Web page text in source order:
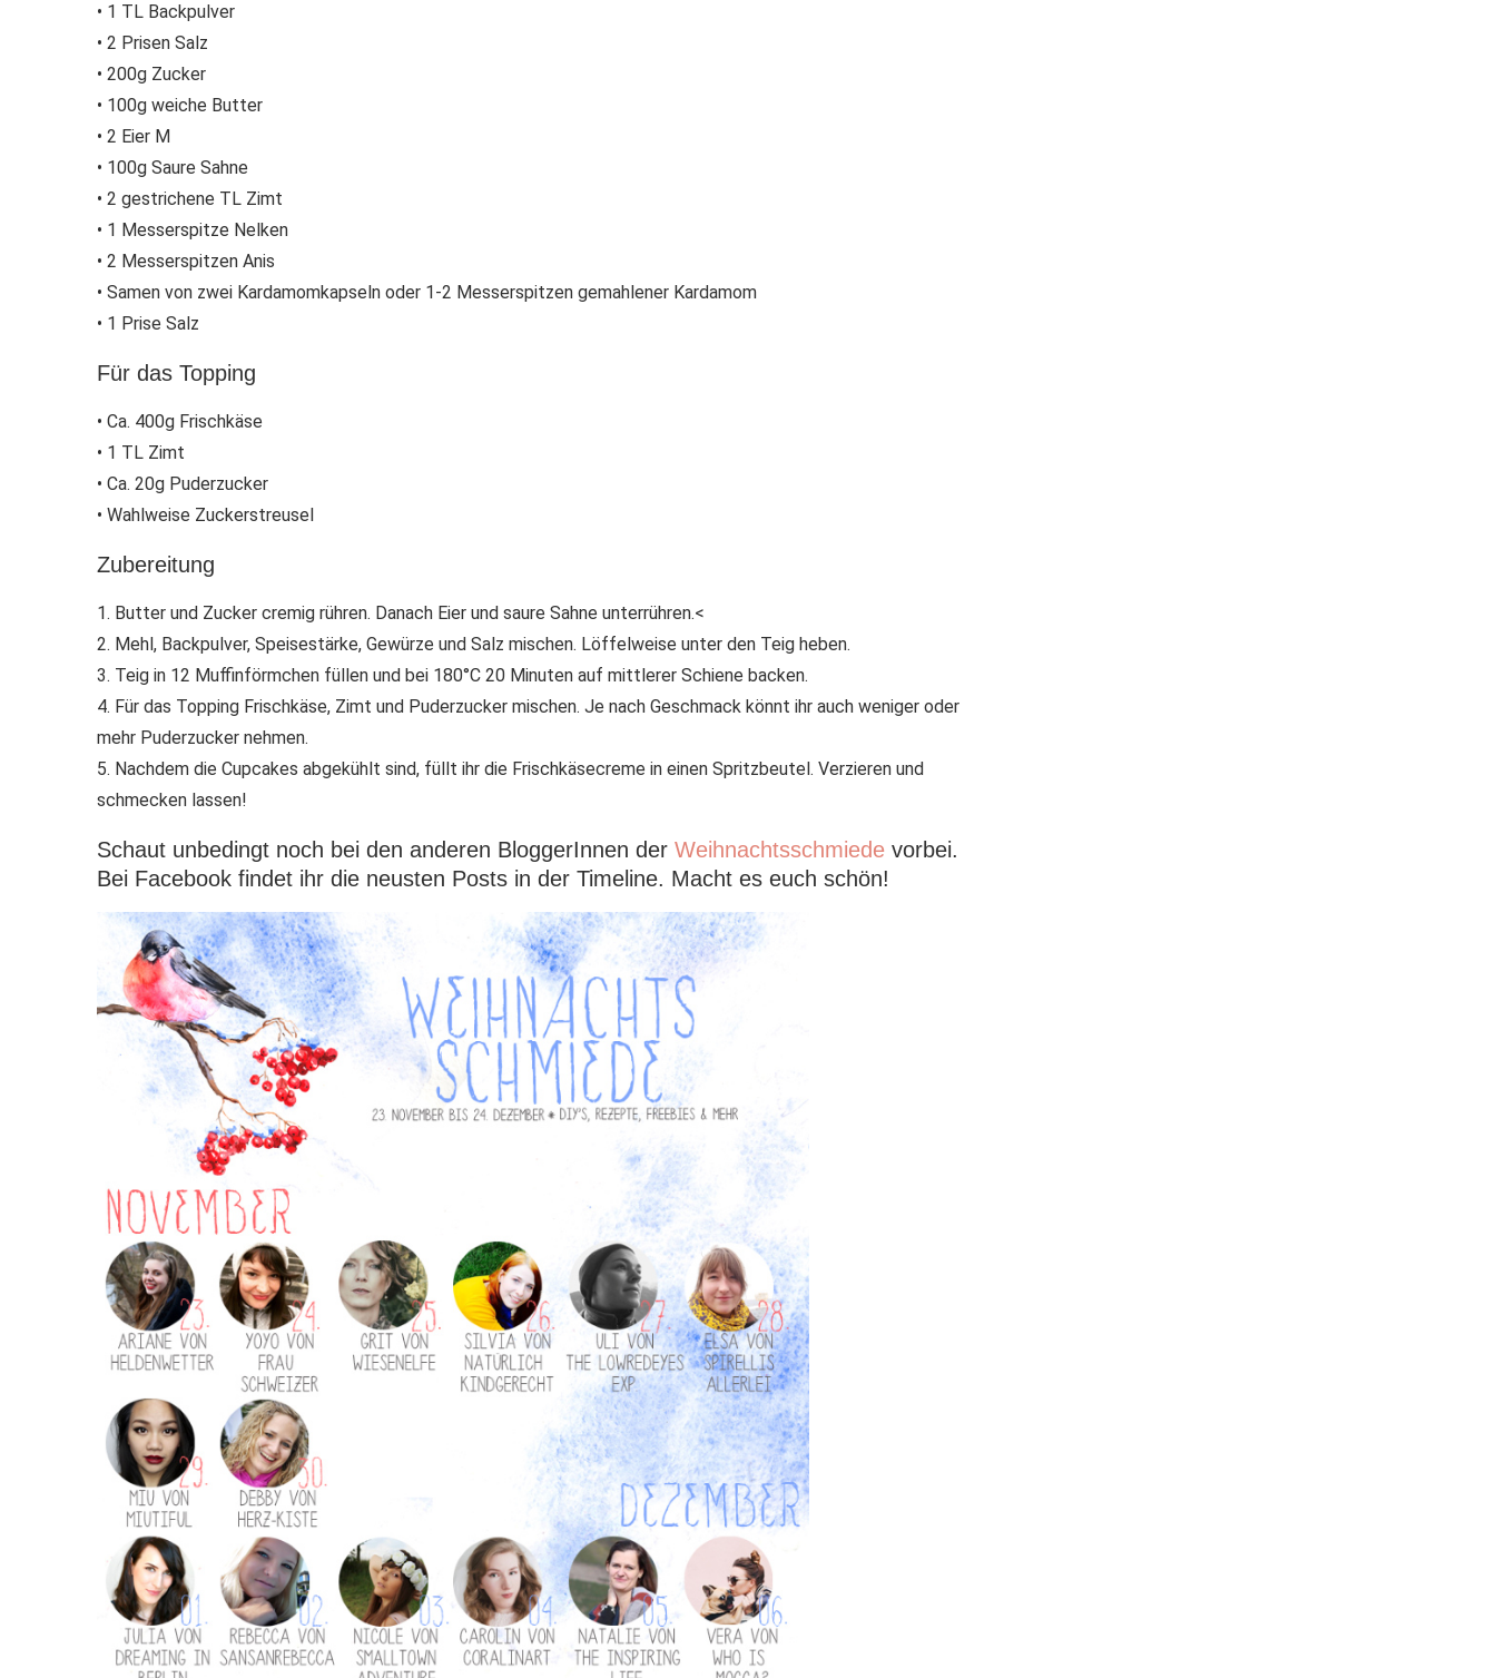
• 1 TL Backpulver
• 2 Prisen Salz
• 200g Zucker
• 100g weiche Butter
• 2 Eier M
• 100g Saure Sahne
• 2 gestrichene TL Zimt
• 1 Messerspitze Nelken
• 2 Messerspitzen Anis
• Samen von zwei Kardamomkapseln oder 1-2 Messerspitzen gemahlener Kardamom
• 1 Prise Salz
Für das Topping
• Ca. 400g Frischkäse
• 1 TL Zimt
• Ca. 20g Puderzucker
• Wahlweise Zuckerstreusel
Zubereitung
1. Butter und Zucker cremig rühren. Danach Eier und saure Sahne unterrühren.<
2. Mehl, Backpulver, Speisestärke, Gewürze und Salz mischen. Löffelweise unter den Teig heben.
3. Teig in 12 Muffinförmchen füllen und bei 180°C 20 Minuten auf mittlerer Schiene backen.
4. Für das Topping Frischkäse, Zimt und Puderzucker mischen. Je nach Geschmack könnt ihr auch weniger oder
mehr Puderzucker nehmen.
5. Nachdem die Cupcakes abgekühlt sind, füllt ihr die Frischkäsecreme in einen Spritzbeutel. Verzieren und
schmecken lassen!
Schaut unbedingt noch bei den anderen BloggerInnen der Weihnachtsschmiede vorbei.
Bei Facebook findet ihr die neusten Posts in der Timeline. Macht es euch schön!